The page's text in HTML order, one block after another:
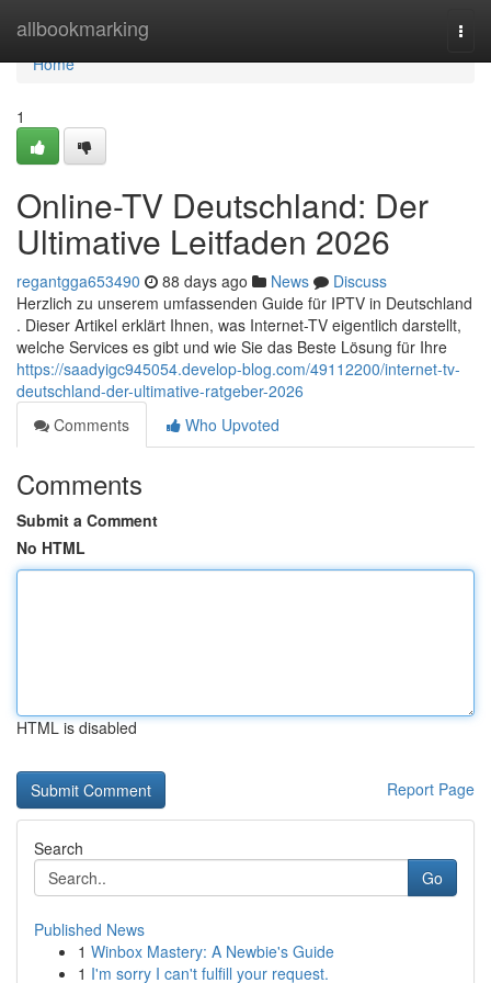
allbookmarking
Home
Home
1
Online-TV Deutschland: Der
Ultimative Leitfaden 2026
regantgga653490 88 days ago News
Discuss
Herzlich zu unserem umfassenden Guide für IPTV in Deutschland
. Dieser Artikel erklärt Ihnen, was Internet-TV eigentlich darstellt,
welche Services es gibt und wie Sie das Beste Lösung für Ihre
https://saadyigc945054.develop-blog.com/49112200/internet-tv-
deutschland-der-ultimative-ratgeber-2026
Comments
Who Upvoted
Comments
Submit a Comment
No HTML
HTML is disabled
Report Page
Search
Go
Published News
1 Winbox Mastery: A Newbie's Guide
1 I'm sorry I can't fulfill your request.